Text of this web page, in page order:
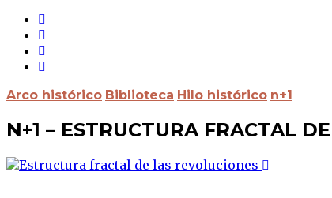
Arco histórico Biblioteca Hilo histórico n+1
N+1 – ESTRUCTURA FRACTAL